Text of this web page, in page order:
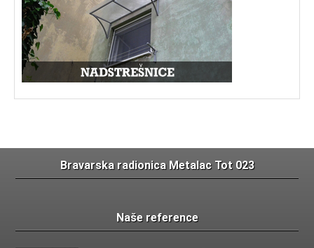
Bravarska radionica Metalac Tot 023
Naše reference